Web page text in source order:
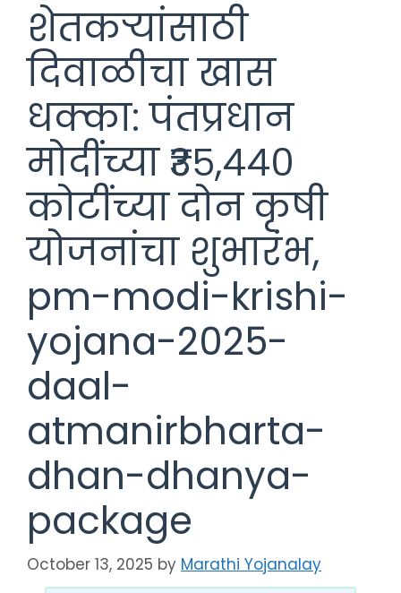
शेतकऱ्यांसाठी
दिवाळीचा खास
धक्का: पंतप्रधान
मोदींच्या ₹३५,४४०
कोटींच्या दोन कृषी
योजनांचा शुभारंभ,
pm-modi-krishi-
yojana-2025-
daal-
atmanirbharta-
dhan-dhanya-
package
October 13, 2025 by Marathi Yojanalay